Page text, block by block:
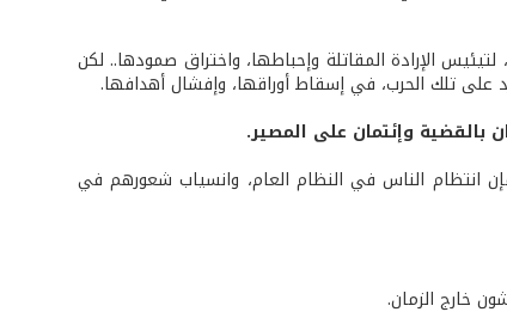
الإرادة المقاتلة وإحباطها، واختراق صمودها.. لكن
على تلك الحرب، في إسقاط أوراقها، وإفشال أهدافها.
بالقضية وإئتمان على المصير.
انتظام الناس في النظام العام، وانسياب شعورهم في
خارج الزمان.